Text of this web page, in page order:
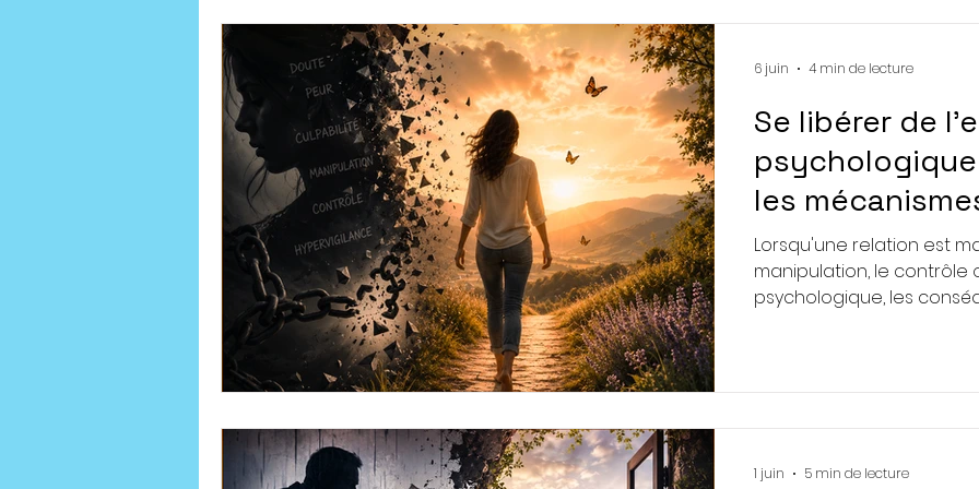
décrocher ».
Se libérer de
les
traumatisme
retrouver sa
Lorsqu'une relation est
manipulation, le contrôle
psychologique, les
elles, un sentiment de
hypervigilance qui
6 juin 4 min de lecture
1 juin 5 min de lecture